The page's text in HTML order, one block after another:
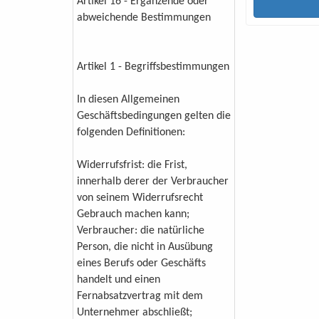
abweichende Bestimmungen
Artikel 1 - Begriffsbestimmungen
In diesen Allgemeinen
Geschäftsbedingungen gelten die
folgenden Definitionen:
Widerrufsfrist: die Frist,
innerhalb derer der Verbraucher
von seinem Widerrufsrecht
Gebrauch machen kann;
Verbraucher: die natürliche
Person, die nicht in Ausübung
eines Berufs oder Geschäfts
handelt und einen
Fernabsatzvertrag mit dem
Unternehmer abschließt;